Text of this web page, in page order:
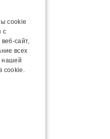
cookie
с
сайт,
всех
нашей
cookie.